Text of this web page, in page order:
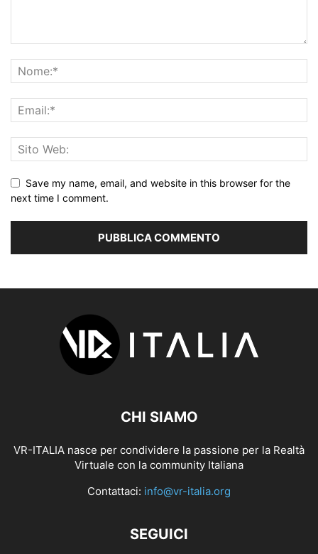
Save my name, email, and website in this browser for the
next time I comment.
CHI SIAMO
VR-ITALIA nasce per condividere la passione per la Realtà
Virtuale con la community Italiana
Contattaci: info@vr-italia.org
SEGUICI